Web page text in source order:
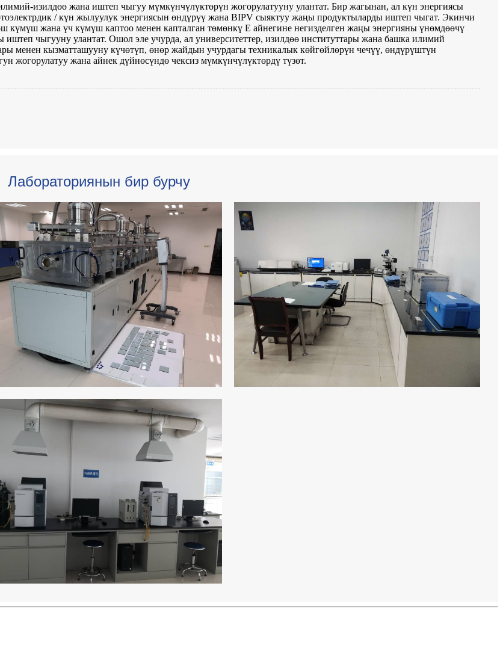
изилдөө жана иштеп чыгуу мүмкүнчүлүктөрүн жогорулатууну улантат. Бир жагынан, ал күн энергиясы
/ күн жылуулук энергиясын өндүрүү жана BIPV сыяктуу жаңы продуктыларды иштеп чыгат. Экинчи
күмүш жана үч күмүш каптоо менен капталган төмөнкү E айнегине негизделген жаңы энергияны үнөмдөөчү
иштеп чыгууну улантат. Ошол эле учурда, ал университеттер, изилдөө институттары жана башка илимий
менен кызматташууну күчөтүп, өнөр жайдын учурдагы техникалык көйгөйлөрүн чечүү, өндүрүштүн
жогорулатуу жана айнек дүйнөсүндө чексиз мүмкүнчүлүктөрдү түзөт.
Лабораториянын бир бурчу